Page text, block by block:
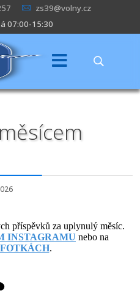
zs39@volny.cz
07:00-15:30